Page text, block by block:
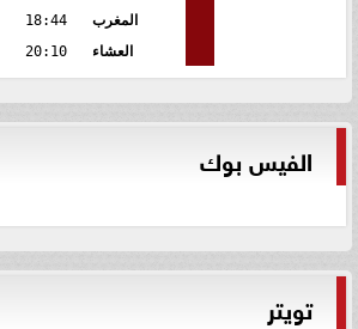
المغرب
18:44
العشاء
20:10
الفيس بوك
تويتر